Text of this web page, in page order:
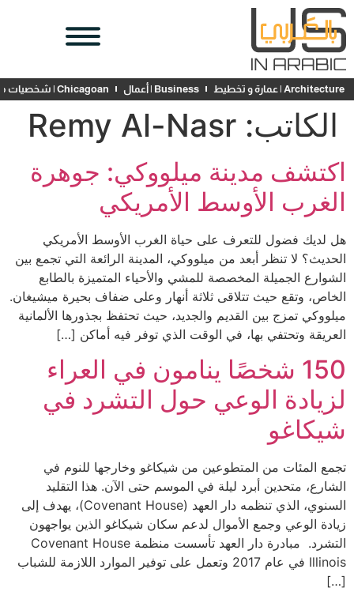
Architecture | عمارة و تخطيط Business | أعمال Chicagoan | شخصيات محلية
الكاتب: Remy Al-Nasr
اكتشف مدينة ميلووكي: جوهرة
الغرب الأوسط الأمريكي
هل لديك فضول للتعرف على حياة الغرب الأوسط الأمريكي
الحديث؟ لا تنظر أبعد من ميلووكي، المدينة الرائعة التي تجمع بين
الشوارع الجميلة المخصصة للمشي والأحياء المتميزة بالطابع
الخاص، وتقع حيث تتلاقى ثلاثة أنهار وعلى ضفاف بحيرة ميشيغان.
ميلووكي تمزج بين القديم والجديد، حيث تحتفظ بجذورها الألمانية
العريقة وتحتفي بها، في الوقت الذي توفر فيه أماكن […]
150 شخصًا ينامون في العراء
لزيادة الوعي حول التشرد في
شيكاغو
تجمع المئات من المتطوعين من شيكاغو وخارجها للنوم في
الشارع، متحدين أبرد ليلة في الموسم حتى الآن. هذا التقليد
السنوي، الذي تنظمه دار العهد (Covenant House)، يهدف إلى
زيادة الوعي وجمع الأموال لدعم سكان شيكاغو الذين يواجهون
التشرد. مبادرة دار العهد تأسست منظمة Covenant House
Illinois في عام 2017 وتعمل على توفير الموارد اللازمة للشباب
[…]